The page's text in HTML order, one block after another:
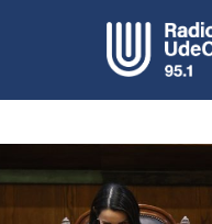
Radio UdeC
Quiénes Somos
Programación